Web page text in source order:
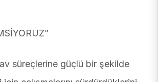
süreçlerine güçlü bir şekilde